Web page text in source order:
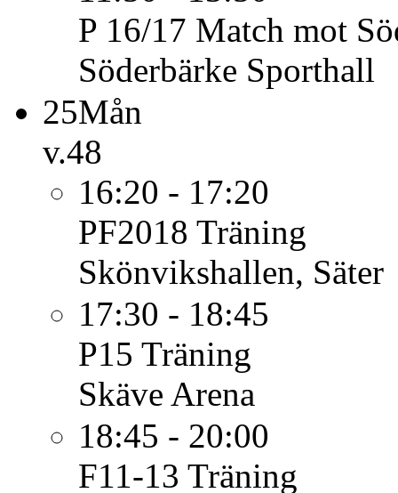
P 16/17 Match mot
Söderbärke Sporthall
25Mån
v.48
16:20 - 17:20
PF2018 Träning
Skönvikshallen, Säter
17:30 - 18:45
P15 Träning
Skäve Arena
18:45 - 20:00
F11-13 Träning